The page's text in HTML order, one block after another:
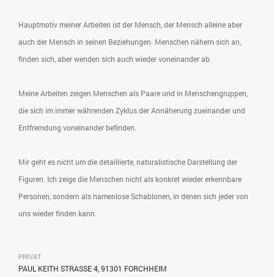
Hauptmotiv meiner Arbeiten ist der Mensch, der Mensch alleine aber
auch der Mensch in seinen Beziehungen. Menschen nähern sich an,
finden sich, aber wenden sich auch wieder voneinander ab.
Meine Arbeiten zeigen Menschen als Paare und in Menschengruppen,
die sich im immer währenden Zyklus der Annäherung zueinander und
Entfremdung voneinander befinden.
Mir geht es nicht um die detaillierte, naturalistische Darstellung der
Figuren. Ich zeige die Menschen nicht als konkret wieder erkennbare
Personen, sondern als namenlose Schablonen, in denen sich jeder von
uns wieder finden kann.
PRIVAT
PAUL KEITH STRASSE 4, 91301 FORCHHEIM